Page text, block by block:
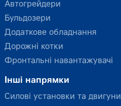
Автогрейдери
Бульдозери
Додаткове обладнання
Дорожні котки
Фронтальні навантажувачі
Інші напрямки
Силові установки та двигуни